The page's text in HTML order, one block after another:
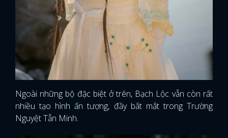
Ngoài những bộ đặc biệt ở trên, Bạch Lộc vẫn còn rất
nhiều tạo hình ấn tượng, đầy bắt mắt trong Trường
Nguyệt Tẫn Minh.